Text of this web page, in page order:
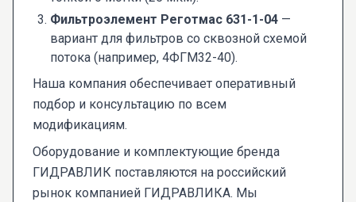
Фильтроэлемент Реготмас 631-1-04 —
вариант для фильтров со сквозной схемой
потока (например, 4ФГМ32-40).
Наша компания обеспечивает оперативный
подбор и консультацию по всем
модификациям.
Оборудование и комплектующие бренда
ГИДРАВЛИК поставляются на российский
рынок компанией ГИДРАВЛИКА. Мы